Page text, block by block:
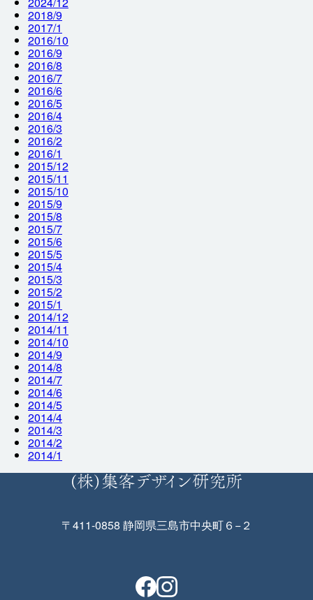
2018/9
2017/1
2016/10
2016/9
2016/8
2016/7
2016/6
2016/5
2016/4
2016/3
2016/2
2016/1
2015/12
2015/11
2015/10
2015/9
2015/8
2015/7
2015/6
2015/5
2015/4
2015/3
2015/2
2015/1
2014/12
2014/11
2014/10
2014/9
2014/8
2014/7
2014/6
2014/5
2014/4
2014/3
2014/2
2014/1
〒411-0858 静岡県三島市中央町６−２